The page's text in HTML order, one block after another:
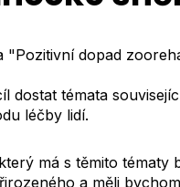
dopad
témata
léčby lidí.
má s těmito tématy
a měli